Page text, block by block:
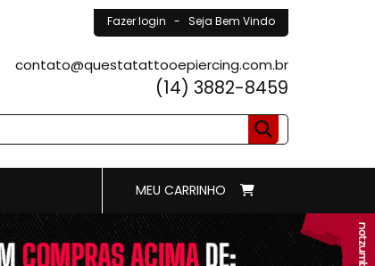
Fazer login - Seja Bem Vindo
contato@questatattooepiercing.com.br
(14) 3882-8459
MEU CARRINHO